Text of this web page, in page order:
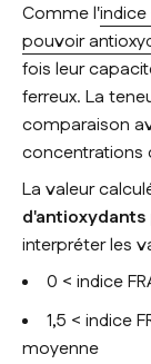
Comme l'indice
pouvoir
fois leur
ferreux. La
comparaison
concentrations
La valeur
d'antioxydants
interpréter les
0 < indice
1,5 < indice
moyenne